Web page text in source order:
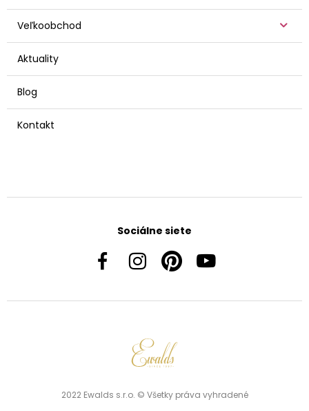
Veľkoobchod
Aktuality
Blog
Kontakt
Sociálne siete
2022 Ewalds s.r.o. © Všetky práva vyhradené